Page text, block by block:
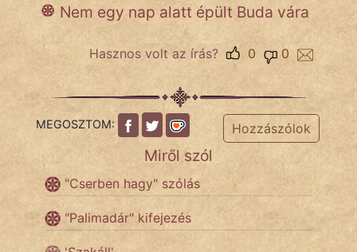
SZÓLÁS
KÖZMONDÁS
ZENE
ÉLETMÓD
MAGYARSÁG
Nem egy nap alatt épült Buda vára
Hasznos volt az írás? 0
0
MEGOSZTOM: Hozzászólok
Miről szól
"Cserben hagy" szólás
"Palimadár" kifejezés